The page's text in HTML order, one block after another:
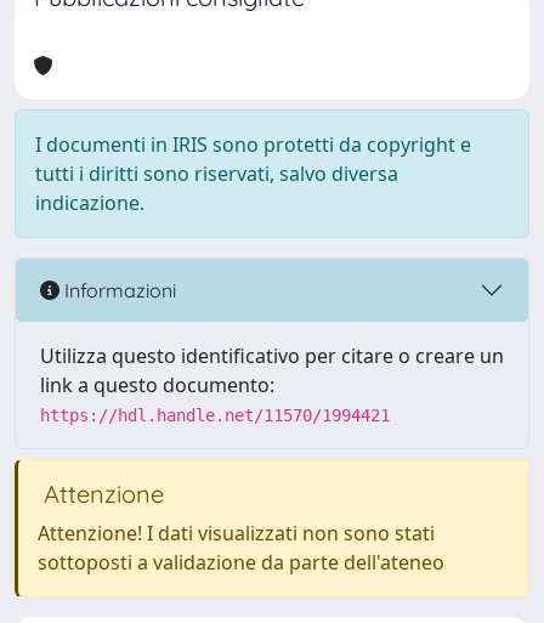
I documenti in IRIS sono protetti da copyright e
tutti i diritti sono riservati, salvo diversa
indicazione.
Informazioni
Utilizza questo identificativo per citare o creare un
link a questo documento:
https://hdl.handle.net/11570/1994421
Attenzione
Attenzione! I dati visualizzati non sono stati
sottoposti a validazione da parte dell'ateneo